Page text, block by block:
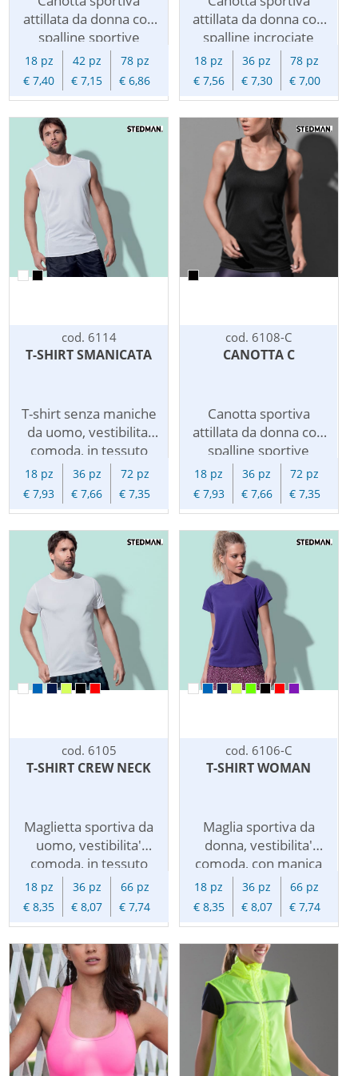
attillata da donna con
spalline sportive
incrociate in tessuto
poliestere estendibile
mesh traspirante ad
cuciture piatte.
18 pz 42 pz
78 pz
€ 7,40
€ 7,15 € 6,86
attillata da donna con
spalline incrociate
sportive in tessuto
poliestere morbido e
leggermente lucido
ad asciugatura rapida.
18 pz 36 pz
78 pz
€ 7,56
€ 7,30 € 7,00
cod. 6114
T-SHIRT SMANICATA
T-shirt senza maniche
da uomo, vestibilita'
comoda, in tessuto
funzionale mesh
traspirante ad
asciugatura rapida, con
Tessuto poliestere
estendibile, cuciture di
finissaggio flatlock,
scollo e giromanica
bordati, carre' davanti,
cuciture laterali e fasce
laterali.
18 pz 36 pz
72 pz
€ 7,93
€ 7,66 € 7,35
cod. 6108-C
CANOTTA C
Canotta sportiva
attillata da donna con
spalline sportive
incrociate in tessuto
poliestere estendibile
mesh traspirante ad
cuciture piatte.
18 pz 36 pz
72 pz
€ 7,93
€ 7,66 € 7,35
cod. 6105
T-SHIRT CREW NECK
Maglietta sportiva da
uomo, vestibilita'
comoda, in tessuto
poliestere estendibile
mesh traspirante ad
asciugatura rapida.
sul collo in contrasto
cromatico e cuciture
piatte.
18 pz 36 pz
66 pz
€ 8,35
€ 8,07 € 7,74
cod. 6106-C
T-SHIRT WOMAN
Maglia sportiva da
donna, vestibilita'
comoda, con manica
alla raglan in tessuto
poliestere estendibile
mesh traspirante ad
Con nastro di rinforzo
sul collo in contrasto
cromatico e cuciture
piatte.
18 pz 36 pz
66 pz
€ 8,35
€ 8,07 € 7,74